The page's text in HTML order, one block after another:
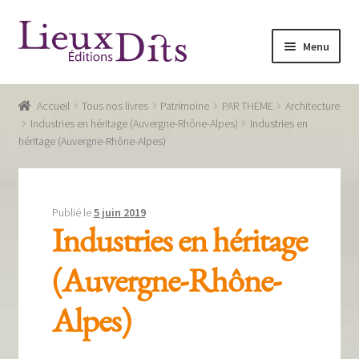
Aller
à
navigation
Aller
au
Menu
Accueil
Commande
Mentions légales / Données personnelles
Recevoir notre newsletter
Accueil Tous nos livres Patrimoine PAR THEME
Architecture
Industries en héritage (Auvergne-Rhône-Alpes)
Industries en
héritage (Auvergne-Rhône-Alpes)
Publié le5 juin 2019
Industries en héritage
(Auvergne-Rhône-
Alpes)